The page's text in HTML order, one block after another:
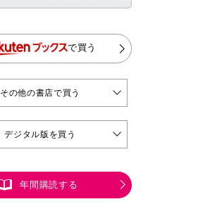
で買う
その他の書店で買う
デジタル版を買う
年間購読する